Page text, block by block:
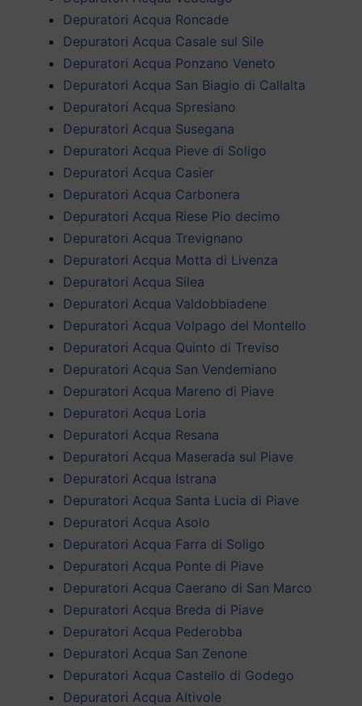
Depuratori Acqua Roncade
Depuratori Acqua Casale sul Sile
Depuratori Acqua Ponzano Veneto
Depuratori Acqua San Biagio di Callalta
Depuratori Acqua Spresiano
Depuratori Acqua Susegana
Depuratori Acqua Pieve di Soligo
Depuratori Acqua Casier
Depuratori Acqua Carbonera
Depuratori Acqua Riese Pio decimo
Depuratori Acqua Trevignano
Depuratori Acqua Motta di Livenza
Depuratori Acqua Silea
Depuratori Acqua Valdobbiadene
Depuratori Acqua Volpago del Montello
Depuratori Acqua Quinto di Treviso
Depuratori Acqua San Vendemiano
Depuratori Acqua Mareno di Piave
Depuratori Acqua Loria
Depuratori Acqua Resana
Depuratori Acqua Maserada sul Piave
Depuratori Acqua Istrana
Depuratori Acqua Santa Lucia di Piave
Depuratori Acqua Asolo
Depuratori Acqua Farra di Soligo
Depuratori Acqua Ponte di Piave
Depuratori Acqua Caerano di San Marco
Depuratori Acqua Breda di Piave
Depuratori Acqua Pederobba
Depuratori Acqua San Zenone
Depuratori Acqua Castello di Godego
Depuratori Acqua Altivole